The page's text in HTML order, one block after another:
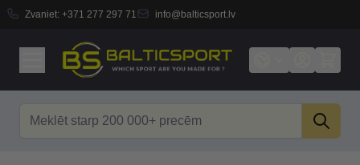
Zvaniet: +371 277 297 71 info@balticsport.lv